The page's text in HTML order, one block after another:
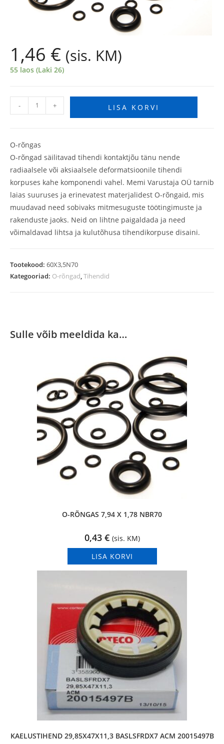
1,46 € (sis. KM)
55 laos (Laki 26)
- + LISA KORVI
O-rõngas
O-rõngad säilitavad tihendi kontaktjõu tänu nende
radiaalsele või aksiaalsele deformatsioonile tihendi
korpuses kahe komponendi vahel. Memi Varustaja OÜ tarnib
laias suuruses ja erinevatest materjalidest O-rõngaid, mis
muudavad need sobivaks mitmesuguste töötingimuste ja
rakenduste jaoks. Neid on lihtne paigaldada ja need
võimaldavad lihtsa ja kulutõhusa tihendikorpuse disaini.
Tootekood: 60X3,5N70
Kategooriad: O-rõngad,Tihendid
Sulle võib meeldida ka…
O-RÕNGAS 7,94 X 1,78 NBR70
0,43 € (sis. KM)
LISA KORVI
KAELUSTIHEND 29,85X47X11,3 BASLSFRDX7 ACM 20015497B